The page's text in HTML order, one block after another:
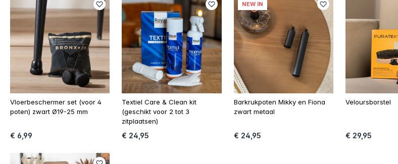
Vloerbeschermer set (voor 4
poten) zwart Ø19-25 mm
€ 6,99
Textiel Care & Clean kit
(geschikt voor 2 tot 3
zitplaatsen)
€ 24,95
NEW IN
Barkrukpoten Mikky en Fiona
zwart metaal
€ 24,95
Veloursborstel
€ 29,95